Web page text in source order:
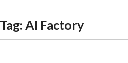
Tag: AI Factory